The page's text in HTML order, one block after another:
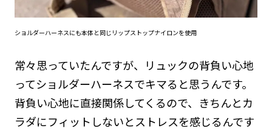
ショルダーハーネスにも本体と同じリップストップナイロンを使用
常々思っていたんですが、リュックの背負い心地
ってショルダーハーネスでキマると思うんです。
背負い心地に直接関係してくるので、きちんとカ
ラダにフィットしないとストレスを感じるんです